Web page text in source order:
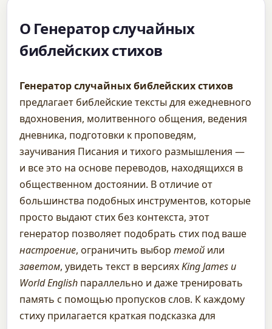
О Генератор случайных
библейских стихов
Генератор случайных библейских стихов
предлагает библейские тексты для ежедневного
вдохновения, молитвенного общения, ведения
дневника, подготовки к проповедям,
заучивания Писания и тихого размышления —
и все это на основе переводов, находящихся в
общественном достоянии. В отличие от
большинства подобных инструментов, которые
просто выдают стих без контекста, этот
генератор позволяет подобрать стих под ваше
настроение, ограничить выбортемой или
заветом, увидеть текст в версияхKing James и
World English параллельно и даже тренировать
память с помощью пропусков слов. К каждому
стиху прилагается краткая подсказка для